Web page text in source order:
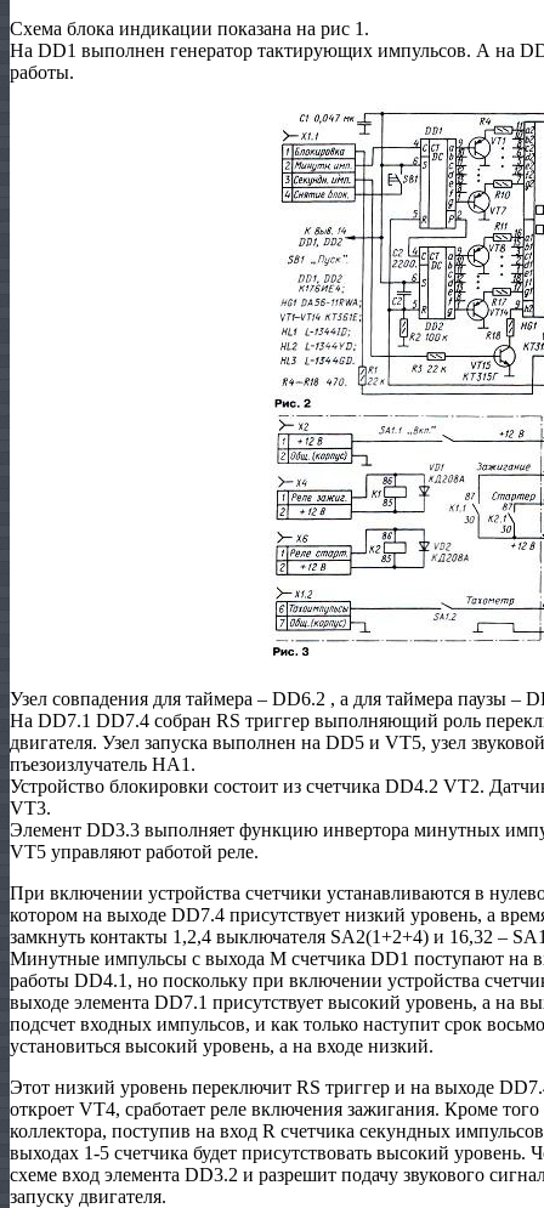
Схема блока индикации показана на рис 1.
На DD1 выполнен генератор тактирующих импульсов. А на
работы.
Узел совпадения для таймера – DD6.2 , а для таймера паузы –
На DD7.1 DD7.4 собран RS триггер выполняющий роль
двигателя. Узел запуска выполнен на DD5 и VT5, узел
пъезоизлучатель НА1.
Устройство блокировки состоит из счетчика DD4.2 VT2.
VT3.
Элемент DD3.3 выполняет функцию инвертора минутных
VT5 управляют работой реле.
При включении устройства счетчики устанавливаются в
котором на выходе DD7.4 присутствует низкий уровень, а
замкнуть контакты 1,2,4 выключателя SA2(1+2+4) и 16,32 –
Минутные импульсы с выхода М счетчика DD1 поступают на
работы DD4.1, но поскольку при включении устройства
выходе элемента DD7.1 присутствует высокий уровень, а на
подсчет входных импульсов, и как только наступит срок
установиться высокий уровень, а на входе низкий.
Этот низкий уровень переключит RS триггер и на выходе
откроет VT4, сработает реле включения зажигания. Кроме
коллектора, поступив на вход R счетчика секундных
выходах 1-5 счетчика будет присутствовать высокий
схеме вход элемента DD3.2 и разрешит подачу звукового
запуску двигателя.